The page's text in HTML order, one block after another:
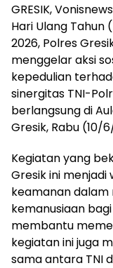
GRESIK,
Hari Ulang Tahun
2026, Polres
menggelar aksi
kepedulian
sinergitas TNI-
berlangsung di
Gresik, Rabu (10/
Kegiatan yang
Gresik ini
keamanan
kemanusiaan
membantu
kegiatan ini juga
sama antara TNI